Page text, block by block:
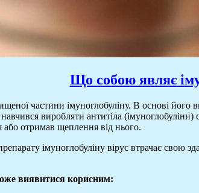
Що собою являє
частини імуноглобуліну. В основі
виробляти антитіла
отримав щеплення від нього.
імуноглобуліну вірус втрачає
виявитися корисним: